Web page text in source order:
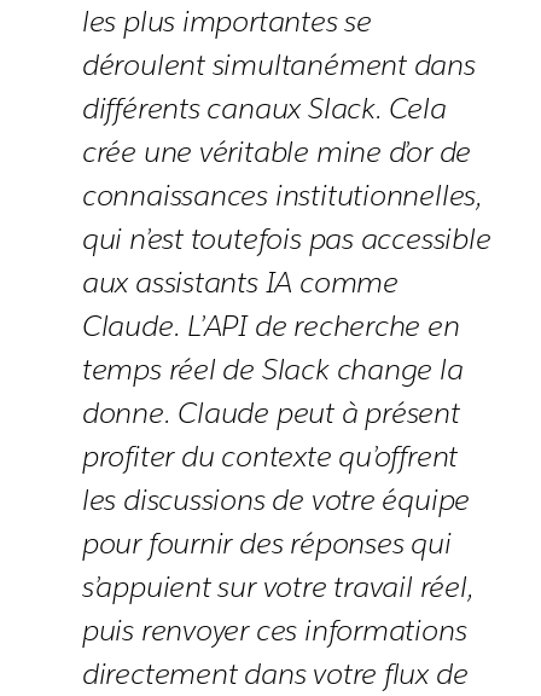
les plus importantes se
déroulent simultanément dans
différents canaux Slack. Cela
crée une véritable mine d’or de
connaissances institutionnelles,
qui n’est toutefois pas accessible
aux assistants IA comme
Claude. L’API de recherche en
temps réel de Slack change la
donne. Claude peut à présent
profiter du contexte qu’offrent
les discussions de votre équipe
pour fournir des réponses qui
s’appuient sur votre travail réel,
puis renvoyer ces informations
directement dans votre flux de